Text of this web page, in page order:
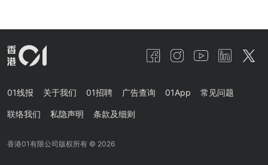
01线报 关于我们 01招聘 广告查询 01App 常见问题
联络我们 私隐声明 条款及细则
香港01有限公司版权所有 © 2026